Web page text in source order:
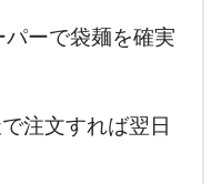
パーで袋麺を確実
注文すれば翌日